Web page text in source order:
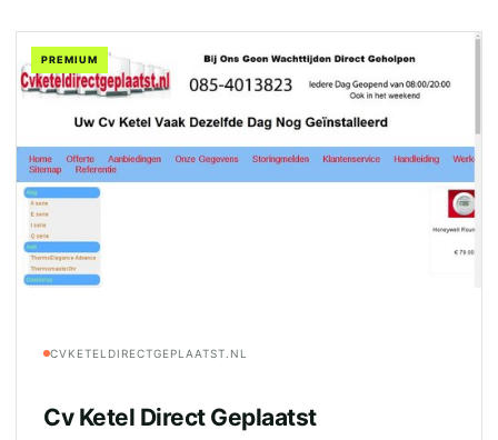
PREMIUM
CVKETELDIRECTGEPLAATST.NL
Cv Ketel Direct Geplaatst